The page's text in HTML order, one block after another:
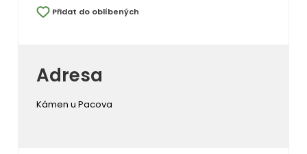
Přidat do oblíbených
Adresa
Kámen u Pacova